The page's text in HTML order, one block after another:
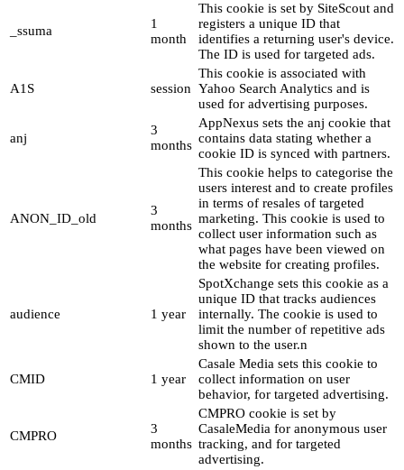
_ssuma
1
month
This cookie is set by SiteScout and
registers a unique ID that
identifies a returning user's device.
The ID is used for targeted ads.
A1S session
This cookie is associated with
Yahoo Search Analytics and is
used for advertising purposes.
anj
3
months
AppNexus sets the anj cookie that
contains data stating whether a
cookie ID is synced with partners.
ANON_ID_old
3
months
This cookie helps to categorise the
users interest and to create profiles
in terms of resales of targeted
marketing. This cookie is used to
collect user information such as
what pages have been viewed on
the website for creating profiles.
audience 1 year
SpotXchange sets this cookie as a
unique ID that tracks audiences
internally. The cookie is used to
limit the number of repetitive ads
shown to the user.n
CMID 1 year
Casale Media sets this cookie to
collect information on user
behavior, for targeted advertising.
CMPRO
3
months
CMPRO cookie is set by
CasaleMedia for anonymous user
tracking, and for targeted
advertising.